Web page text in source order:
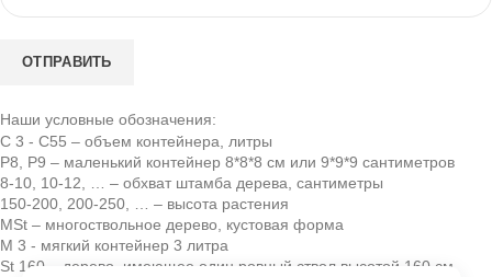
Наши условные обозначения:
C 3 - C55 – объем контейнера, литры
Р8, Р9 – маленький контейнер 8*8*8 см или 9*9*9 сантиметров
8-10, 10-12, … – обхват штамба дерева, сантиметры
150-200, 200-250, … – высота растения
MSt – многоствольное дерево, кустовая форма
М 3 - мягкий контейнер 3 литра
St 160 – дерево, имеющее один ровный ствол высотой 160 см